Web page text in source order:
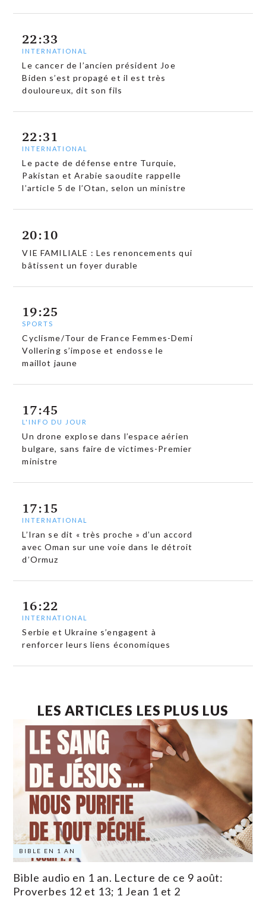
22:33
INTERNATIONAL
Le cancer de l’ancien président Joe
Biden s’est propagé et il est très
douloureux, dit son fils
22:31
INTERNATIONAL
Le pacte de défense entre Turquie,
Pakistan et Arabie saoudite rappelle
l’article 5 de l’Otan, selon un ministre
20:10
VIE FAMILIALE : Les renoncements qui
bâtissent un foyer durable
19:25
SPORTS
Cyclisme/Tour de France Femmes-Demi
Vollering s’impose et endosse le
maillot jaune
17:45
L'INFO DU JOUR
Un drone explose dans l’espace aérien
bulgare, sans faire de victimes-Premier
ministre
17:15
INTERNATIONAL
L’Iran se dit « très proche » d’un accord
avec Oman sur une voie dans le détroit
d’Ormuz
16:22
INTERNATIONAL
Serbie et Ukraine s’engagent à
renforcer leurs liens économiques
LES ARTICLES LES PLUS LUS
BIBLE EN 1 AN
Bible audio en 1 an. Lecture de ce 9 août:
Proverbes 12 et 13; 1 Jean 1 et 2